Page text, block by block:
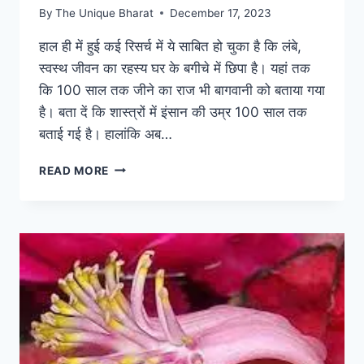
By The Unique Bharat December 17, 2023
हाल ही में हुई कई रिसर्च में ये साबित हो चुका है कि लंबे,
स्वस्थ जीवन का रहस्य घर के बगीचे में छिपा है। यहां तक
कि 100 साल तक जीने का राज भी बागवानी को बताया गया
है। बता दें कि शास्त्रों में इंसान की उम्र 100 साल तक
बताई गई है। हालांकि अब…
READ MORE बागवानी
लोगों
का
100
साल
तक
जीने
का
राज